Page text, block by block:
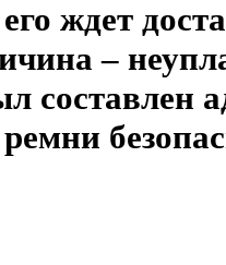
ждет
–
составлен